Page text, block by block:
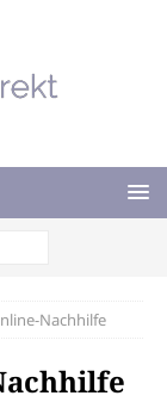
Nachhilfe